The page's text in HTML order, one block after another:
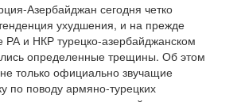
Азербайджан сегодня четко
ухудшения, и на прежде
РА и НКР турецко-азербайджанском
определенные трещины. Об этом
только официально звучащие
по поводу армяно-турецких